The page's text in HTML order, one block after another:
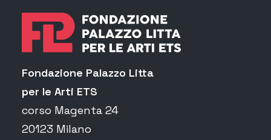
Fondazione Palazzo Litta
per le Arti ETS
corso Magenta 24
20123 Milano